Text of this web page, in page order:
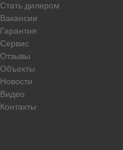
Стать дилером
Вакансии
Гарантия
Сервис
Отзывы
Объекты
Новости
Видео
Контакты